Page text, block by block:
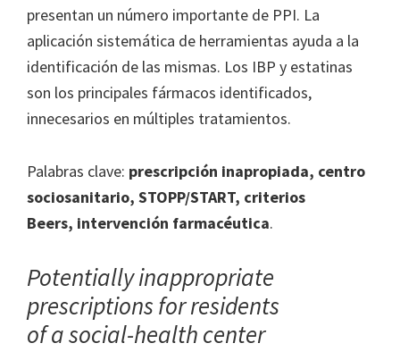
presentan un número importante de PPI. La
aplicación sistemática de herramientas ayuda a la
identificación de las mismas. Los IBP y estatinas
son los principales fármacos identificados,
innecesarios en múltiples tratamientos.
Palabras clave: prescripción inapropiada, centro
sociosanitario, STOPP/START, criterios
Beers, intervención farmacéutica.
Potentially inappropriate
prescriptions for residents
of a social-health center